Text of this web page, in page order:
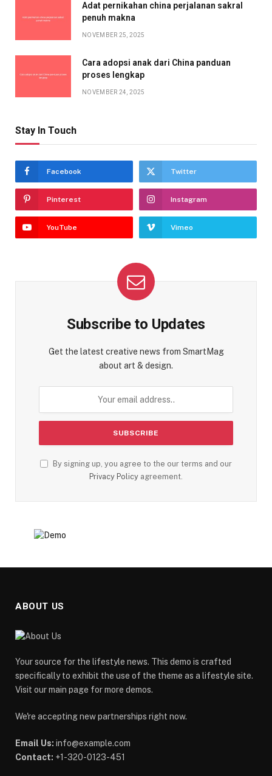
Adat pernikahan china perjalanan sakral
penuh makna
NOVEMBER 25, 2025
Cara adopsi anak dari China panduan
proses lengkap
NOVEMBER 24, 2025
Stay In Touch
Facebook Twitter
Pinterest Instagram
YouTube Vimeo
Subscribe to Updates
Get the latest creative news from SmartMag
about art & design.
By signing up, you agree to the our terms and our
Privacy Policy agreement.
ABOUT US
Your source for the lifestyle news. This demo is crafted
specifically to exhibit the use of the theme as a lifestyle site.
Visit our main page for more demos.
We're accepting new partnerships right now.
Email Us: info@example.com
Contact: +1-320-0123-451